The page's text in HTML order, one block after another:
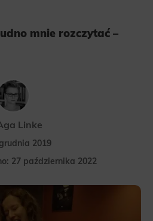
mnie rozczytać –
Linke
2019
27 października 2022